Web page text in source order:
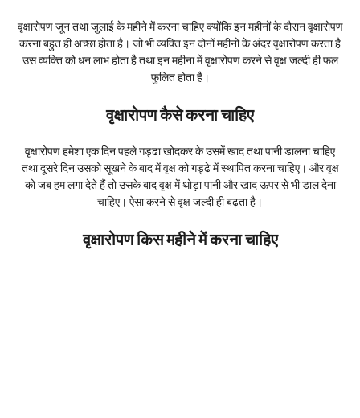
वृक्षारोपण जून तथा जुलाई के महीने में करना चाहिए क्योंकि इन महीनों के दौरान वृक्षारोपण
करना बहुत ही अच्छा होता है। जो भी व्यक्ति इन दोनों महीनो के अंदर वृक्षारोपण करता है
उस व्यक्ति को धन लाभ होता है तथा इन महीना में वृक्षारोपण करने से वृक्ष जल्दी ही फल
फुलित होता है।
वृक्षारोपण कैसे करना चाहिए
वृक्षारोपण हमेशा एक दिन पहले गड्ढा खोदकर के उसमें खाद तथा पानी डालना चाहिए
तथा दूसरे दिन उसको सूखने के बाद में वृक्ष को गड्ढे में स्थापित करना चाहिए। और वृक्ष
को जब हम लगा देते हैं तो उसके बाद वृक्ष में थोड़ा पानी और खाद ऊपर से भी डाल देना
चाहिए। ऐसा करने से वृक्ष जल्दी ही बढ़ता है।
वृक्षारोपण किस महीने में करना चाहिए